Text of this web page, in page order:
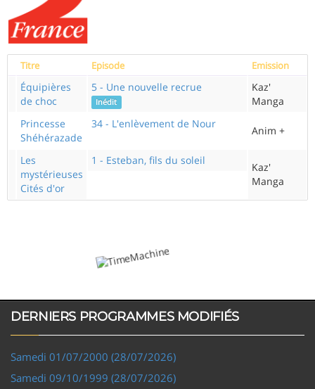
Titre Episode Emission
Équipières
de choc
5 - Une nouvelle recrue
Inédit
Kaz'
Manga
Princesse
Shéhérazade
34 - L'enlèvement de Nour
Anim +
Les
mystérieuses
Cités d'or
1 - Esteban, fils du soleil
Kaz'
Manga
DERNIERS PROGRAMMES MODIFIÉS
Samedi 01/07/2000 (28/07/2026)
Samedi 09/10/1999 (28/07/2026)